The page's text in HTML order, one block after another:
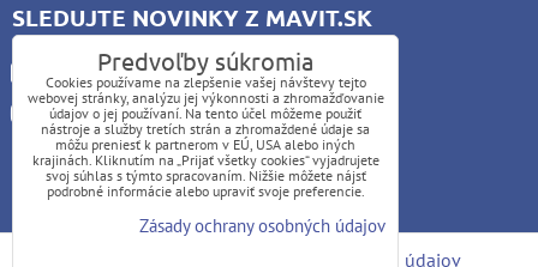
SLEDUJTE NOVINKY Z MAVIT.SK
Facebook
Instagram
UPOZORNENIE:
Platba kartou nie je možná
Zásady ochrany osobných údajov
Predvoľby súkromia
Cookies používame na zlepšenie vašej návštevy tejto
webovej stránky, analýzu jej výkonnosti a zhromažďovanie
údajov o jej používaní. Na tento účel môžeme použiť
nástroje a služby tretích strán a zhromaždené údaje sa
môžu preniesť k partnerom v EÚ, USA alebo iných
krajinách. Kliknutím na „Prijať všetky cookies“ vyjadrujete
svoj súhlas s týmto spracovaním. Nižšie môžete nájsť
podrobné informácie alebo upraviť svoje preferencie.
Zásady ochrany osobných údajov